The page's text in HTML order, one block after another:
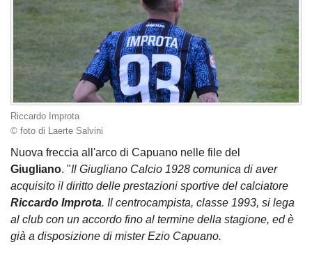
Riccardo Improta
© foto di Laerte Salvini
Nuova freccia all'arco di Capuano nelle file del
Giugliano. "Il Giugliano Calcio 1928 comunica di aver
acquisito il diritto delle prestazioni sportive del calciatore
Riccardo Improta. Il centrocampista, classe 1993, si lega
al club con un accordo fino al termine della stagione, ed è
già a disposizione di mister Ezio Capuano.